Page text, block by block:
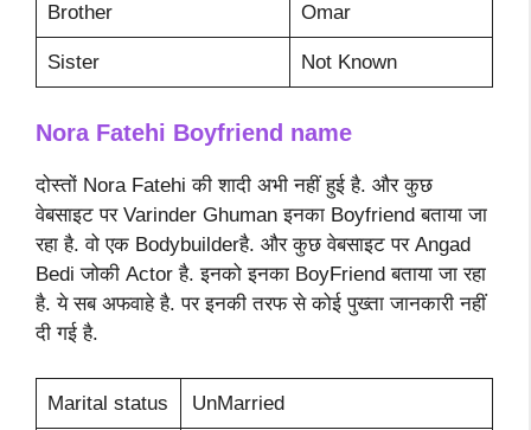
Brother Omar
Sister Not Known
Nora Fatehi Boyfriend name
दोस्तों Nora Fatehi की शादी अभी नहीं हुई है. और कुछ
वेबसाइट पर Varinder Ghuman इनका Boyfriend बताया जा
रहा है. वो एक Bodybuilderहै. और कुछ वेबसाइट पर Angad
Bedi जोकी Actor है. इनको इनका BoyFriend बताया जा रहा
है. ये सब अफवाहे है. पर इनकी तरफ से कोई पुख्ता जानकारी नहीं
दी गई है.
Marital status UnMarried